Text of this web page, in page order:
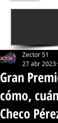
Gran
cómo,
Checo
Zector 51
27 abr 2023